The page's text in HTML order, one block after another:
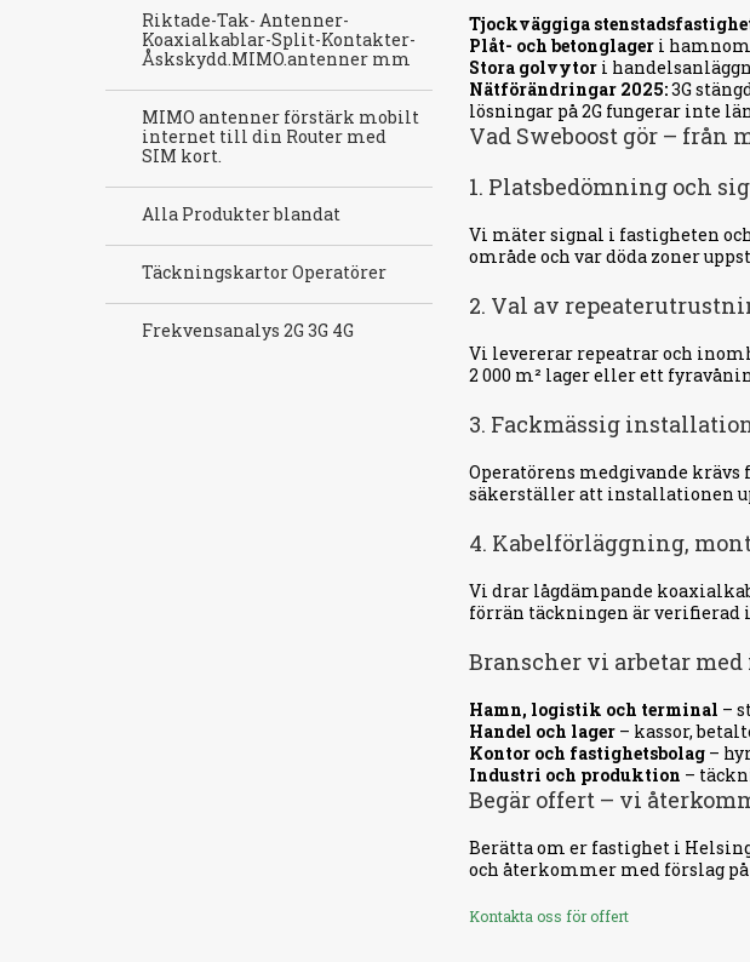
Tjockväggiga
Plåt- och betonglager i
Stora golvytor i
Nätförändringar 2025:3G
lösningar på 2G fungerar inte
Vad Sweboost gör –
1. Platsbedömning och
Vi mäter signal i fastigheten
område och var döda zoner
2. Val av
Vi levererar repeatrar och
2 000 m² lager eller ett
3. Fackmässig
Operatörens medgivande
säkerställer att installationen
4. Kabelförläggning,
Vi drar lågdämpande
förrän täckningen är verifierad
Branscher vi arbetar
Hamn, logistik och terminal –
Handel och lager – kassor,
Kontor och fastighetsbolag –
Industri och produktion –
Begär offert – vi
Berätta om er fastighet i
och återkommer med förslag
Kontakta oss för offert
Riktade-Tak- Antenner-
Koaxialkablar-Split-Kontakter-
Åskskydd.MIMO.antenner mm
MIMO antenner förstärk mobilt
internet till din Router med
SIM kort.
Alla Produkter blandat
Täckningskartor Operatörer
Frekvensanalys 2G 3G 4G